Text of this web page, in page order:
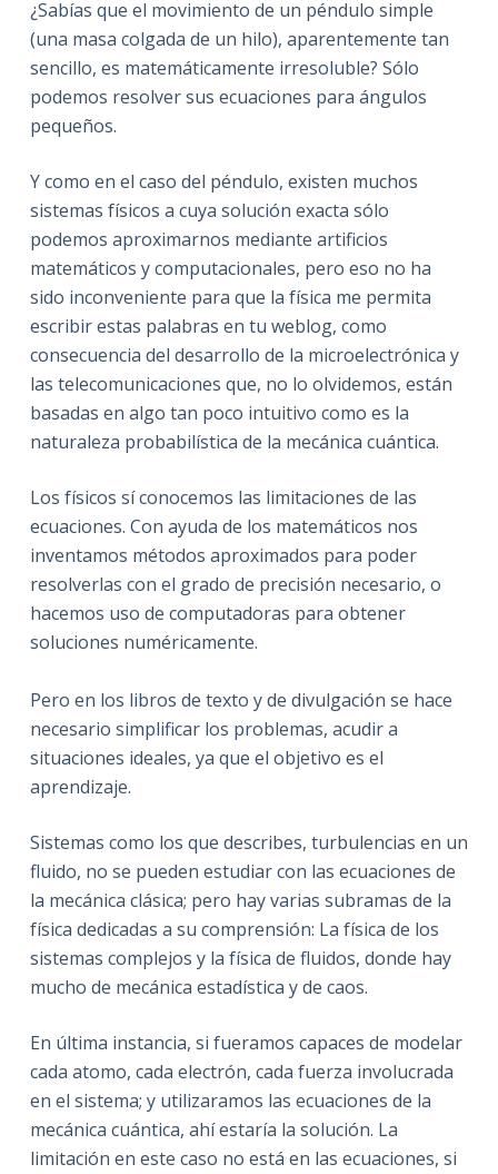
¿Sabías que el movimiento de un péndulo simple
(una masa colgada de un hilo), aparentemente tan
sencillo, es matemáticamente irresoluble? Sólo
podemos resolver sus ecuaciones para ángulos
pequeños.
Y como en el caso del péndulo, existen muchos
sistemas físicos a cuya solución exacta sólo
podemos aproximarnos mediante artificios
matemáticos y computacionales, pero eso no ha
sido inconveniente para que la física me permita
escribir estas palabras en tu weblog, como
consecuencia del desarrollo de la microelectrónica y
las telecomunicaciones que, no lo olvidemos, están
basadas en algo tan poco intuitivo como es la
naturaleza probabilística de la mecánica cuántica.
Los físicos sí conocemos las limitaciones de las
ecuaciones. Con ayuda de los matemáticos nos
inventamos métodos aproximados para poder
resolverlas con el grado de precisión necesario, o
hacemos uso de computadoras para obtener
soluciones numéricamente.
Pero en los libros de texto y de divulgación se hace
necesario simplificar los problemas, acudir a
situaciones ideales, ya que el objetivo es el
aprendizaje.
Sistemas como los que describes, turbulencias en un
fluido, no se pueden estudiar con las ecuaciones de
la mecánica clásica; pero hay varias subramas de la
física dedicadas a su comprensión: La física de los
sistemas complejos y la física de fluidos, donde hay
mucho de mecánica estadística y de caos.
En última instancia, si fueramos capaces de modelar
cada atomo, cada electrón, cada fuerza involucrada
en el sistema; y utilizaramos las ecuaciones de la
mecánica cuántica, ahí estaría la solución. La
limitación en este caso no está en las ecuaciones, si